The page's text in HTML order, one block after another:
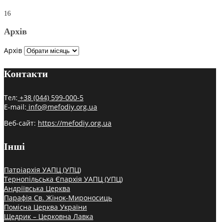
16
Архів
Архів
Контакти
Тел: +38 (044) 599-000-5
E-mail: info@mefodiy.org.ua
Веб-сайт: https://mefodiy.org.ua
Інші
Патріархія УАПЦ (УПЦ)
Тернопільська Єпархія УАПЦ (УПЦ)
Андріївська Церква
Парафія Св. Жінок-Мироносиць
Помісна Церква України
Щедрик – Церковна Лавка